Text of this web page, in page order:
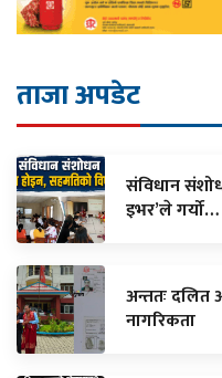
ताजा अपडेट
संविधान
इभर’ले गर्यो…
अन्ततः दलित
नागरिकता